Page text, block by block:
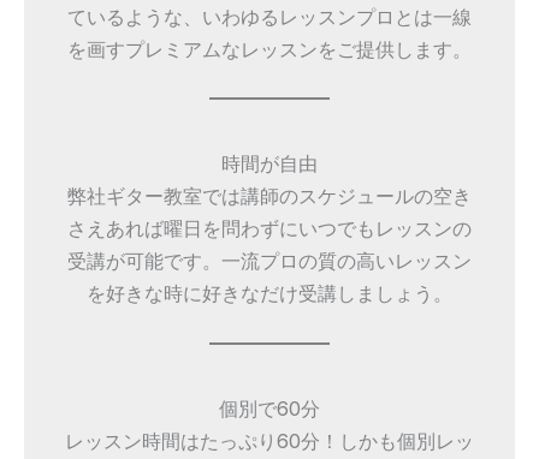
ているような、いわゆるレッスンプロとは一線
を画すプレミアムなレッスンをご提供します。
時間が自由
弊社ギター教室では講師のスケジュールの空き
さえあれば曜日を問わずにいつでもレッスンの
受講が可能です。一流プロの質の高いレッスン
を好きな時に好きなだけ受講しましょう。
個別で60分
レッスン時間はたっぷり60分！しかも個別レッ